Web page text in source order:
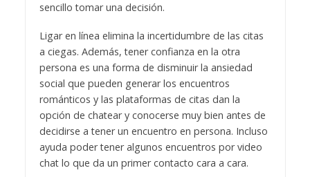
sencillo tomar una decisión.
Ligar en línea elimina la incertidumbre de las citas
a ciegas. Además, tener confianza en la otra
persona es una forma de disminuir la ansiedad
social que pueden generar los encuentros
románticos y las plataformas de citas dan la
opción de chatear y conocerse muy bien antes de
decidirse a tener un encuentro en persona. Incluso
ayuda poder tener algunos encuentros por video
chat lo que da un primer contacto cara a cara.